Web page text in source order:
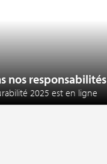
nos responsabilités
2025 est en ligne